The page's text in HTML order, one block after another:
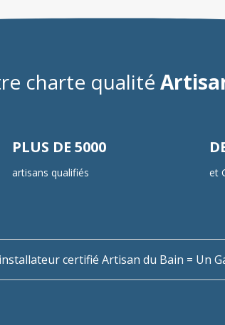
charte qualité
PLUS DE 5000
artisans qualifiés et
certifié Artisan du Bain = Un